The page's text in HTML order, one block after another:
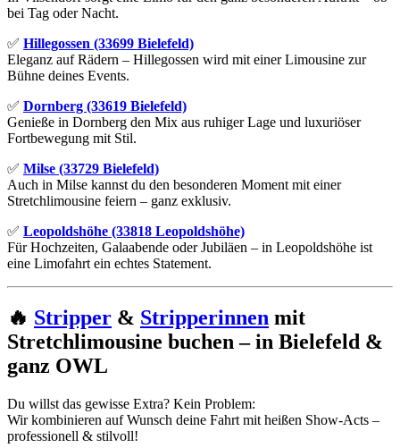
bei Tag oder Nacht.
✅ Hillegossen (33699 Bielefeld)
Eleganz auf Rädern – Hillegossen wird mit einer Limousine zur
Bühne deines Events.
✅ Dornberg (33619 Bielefeld)
Genieße in Dornberg den Mix aus ruhiger Lage und luxuriöser
Fortbewegung mit Stil.
✅ Milse (33729 Bielefeld)
Auch in Milse kannst du den besonderen Moment mit einer
Stretchlimousine feiern – ganz exklusiv.
✅ Leopoldshöhe (33818 Leopoldshöhe)
Für Hochzeiten, Galaabende oder Jubiläen – in Leopoldshöhe ist
eine Limofahrt ein echtes Statement.
🔥 Stripper & Stripperinnen mit
Stretchlimousine buchen – in Bielefeld &
ganz OWL
Du willst das gewisse Extra? Kein Problem:
Wir kombinieren auf Wunsch deine Fahrt mit heißen Show-Acts –
professionell & stilvoll!